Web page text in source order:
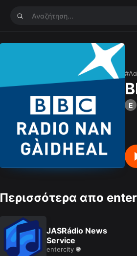
E
Περισσότερα απο
JASRádio News
Service
entercity